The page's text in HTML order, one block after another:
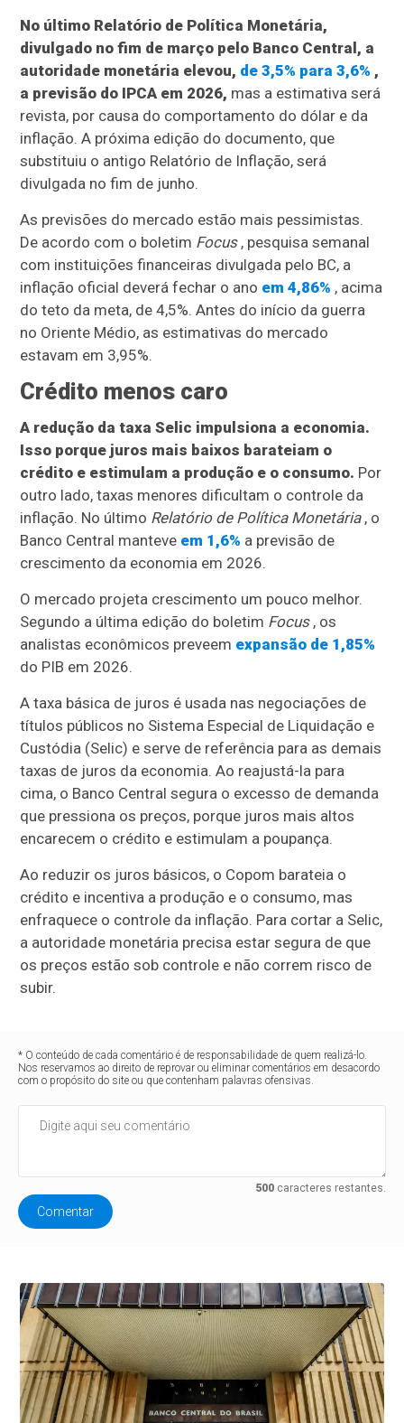
No último Relatório de Política Monetária,
divulgado no fim de março pelo Banco Central, a
autoridade monetária elevou, de 3,5% para 3,6% ,
a previsão do IPCA em 2026, mas a estimativa será
revista, por causa do comportamento do dólar e da
inflação. A próxima edição do documento, que
substituiu o antigo Relatório de Inflação, será
divulgada no fim de junho.
As previsões do mercado estão mais pessimistas.
De acordo com o boletim Focus, pesquisa semanal
com instituições financeiras divulgada pelo BC, a
inflação oficial deverá fechar o ano em 4,86% , acima
do teto da meta, de 4,5%. Antes do início da guerra
no Oriente Médio, as estimativas do mercado
estavam em 3,95%.
Crédito menos caro
A redução da taxa Selic impulsiona a economia.
Isso porque juros mais baixos barateiam o
crédito e estimulam a produção e o consumo. Por
outro lado, taxas menores dificultam o controle da
inflação. No último Relatório de Política Monetária, o
Banco Central manteve em 1,6% a previsão de
crescimento da economia em 2026.
O mercado projeta crescimento um pouco melhor.
Segundo a última edição do boletim Focus, os
analistas econômicos preveem expansão de 1,85%
do PIB em 2026.
A taxa básica de juros é usada nas negociações de
títulos públicos no Sistema Especial de Liquidação e
Custódia (Selic) e serve de referência para as demais
taxas de juros da economia. Ao reajustá-la para
cima, o Banco Central segura o excesso de demanda
que pressiona os preços, porque juros mais altos
encarecem o crédito e estimulam a poupança.
Ao reduzir os juros básicos, o Copom barateia o
crédito e incentiva a produção e o consumo, mas
enfraquece o controle da inflação. Para cortar a Selic,
a autoridade monetária precisa estar segura de que
os preços estão sob controle e não correm risco de
subir.
* O conteúdo de cada comentário é de responsabilidade de quem realizá-lo.
Nos reservamos ao direito de reprovar ou eliminar comentários em desacordo
com o propósito do site ou que contenham palavras ofensivas.
500caracteres restantes.
Comentar